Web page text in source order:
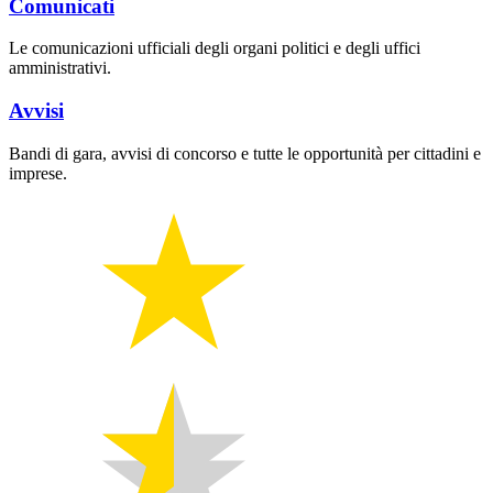
Comunicati
Le comunicazioni ufficiali degli organi politici e degli uffici
amministrativi.
Avvisi
Bandi di gara, avvisi di concorso e tutte le opportunità per cittadini e
imprese.